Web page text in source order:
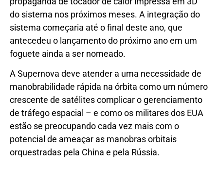
do sistema nos próximos meses. A integração do
sistema começaria até o final deste ano, que
antecedeu o lançamento do próximo ano em um
foguete ainda a ser nomeado.
A Supernova deve atender a uma necessidade de
manobrabilidade rápida na órbita como um número
crescente de satélites complicar o gerenciamento
de tráfego espacial – e como os militares dos EUA
estão se preocupando cada vez mais com o
potencial de ameaçar as manobras orbitais
orquestradas pela China e pela Rússia.